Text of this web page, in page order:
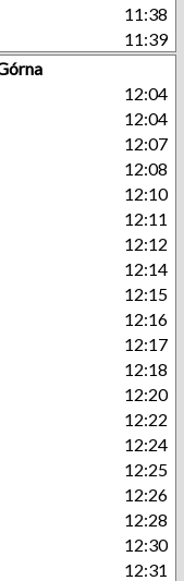
11:38
11:39
12:04
12:04
12:07
12:08
12:10
12:11
12:12
12:14
12:15
12:16
12:17
12:18
12:20
12:22
12:24
12:25
12:26
12:28
12:30
12:31